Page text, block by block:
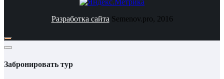
Разработка сайта Semenov.pro, 2016
Забронировать тур